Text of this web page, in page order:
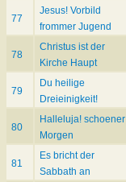
77
Jesus! Vorbild
frommer Jugend
78
Christus ist der
Kirche Haupt
79
Du heilige
Dreieinigkeit!
80
Halleluja! schoener
Morgen
81
Es bricht der
Sabbath an